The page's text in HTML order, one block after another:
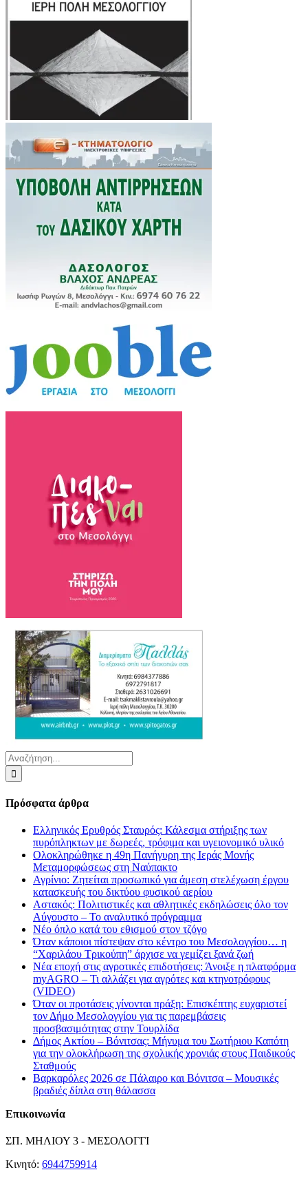
Αναζήτηση
για:
Πρόσφατα άρθρα
Ελληνικός Ερυθρός Σταυρός: Κάλεσμα στήριξης των
πυρόπληκτων με δωρεές, τρόφιμα και υγειονομικό υλικό
Ολοκληρώθηκε η 49η Πανήγυρη της Ιεράς Μονής
Μεταμορφώσεως στη Ναύπακτο
Αγρίνιο: Ζητείται προσωπικό για άμεση στελέχωση έργου
κατασκευής του δικτύου φυσικού αερίου
Αστακός: Πολιτιστικές και αθλητικές εκδηλώσεις όλο τον
Αύγουστο – Το αναλυτικό πρόγραμμα
Νέο όπλο κατά του εθισμού στον τζόγο
Όταν κάποιοι πίστεψαν στο κέντρο του Μεσολογγίου… η
“Χαριλάου Τρικούπη” άρχισε να γεμίζει ξανά ζωή
Νέα εποχή στις αγροτικές επιδοτήσεις: Άνοιξε η πλατφόρμα
myAGRO – Τι αλλάζει για αγρότες και κτηνοτρόφους
(VIDEO)
Όταν οι προτάσεις γίνονται πράξη: Επισκέπτης ευχαριστεί
τον Δήμο Μεσολογγίου για τις παρεμβάσεις
προσβασιμότητας στην Τουρλίδα
Δήμος Ακτίου – Βόνιτσας: Μήνυμα του Σωτήριου Καπότη
για την ολοκλήρωση της σχολικής χρονιάς στους Παιδικούς
Σταθμούς
Βαρκαρόλες 2026 σε Πάλαιρο και Βόνιτσα – Μουσικές
βραδιές δίπλα στη θάλασσα
Επικοινωνία
ΣΠ. ΜΗΛΙΟΥ 3 - ΜΕΣΟΛΟΓΓΙ
Κινητό: 6944759914